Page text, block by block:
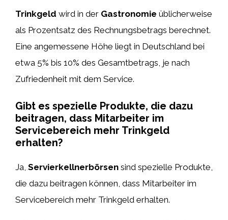
Trinkgeld wird in der Gastronomie üblicherweise
als Prozentsatz des Rechnungsbetrags berechnet.
Eine angemessene Höhe liegt in Deutschland bei
etwa 5% bis 10% des Gesamtbetrags, je nach
Zufriedenheit mit dem Service.
Gibt es spezielle Produkte, die dazu
beitragen, dass Mitarbeiter im
Servicebereich mehr Trinkgeld
erhalten?
Ja, Servierkellnerbörsen sind spezielle Produkte,
die dazu beitragen können, dass Mitarbeiter im
Servicebereich mehr Trinkgeld erhalten.